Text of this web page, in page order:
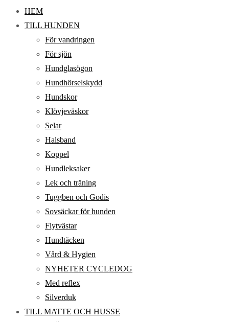
HEM
TILL HUNDEN
För vandringen
För sjön
Hundglasögon
Hundhörselskydd
Hundskor
Klövjeväskor
Selar
Halsband
Koppel
Hundleksaker
Lek och träning
Tuggben och Godis
Sovsäckar för hunden
Flytvästar
Hundtäcken
Vård & Hygien
NYHETER CYCLEDOG
Med reflex
Silverduk
TILL MATTE OCH HUSSE